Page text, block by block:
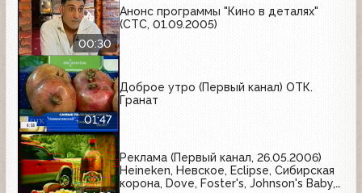
00:30
Анонс программы "Кино в деталях"
(СТС, 01.09.2005)
01:47
Доброе утро (Первый канал) ОТК.
Гранат
Реклама (Первый канал, 26.05.2006)
Heineken, Невское, Eclipse, Сибирская
корона, Dove, Foster's, Johnson's Baby,